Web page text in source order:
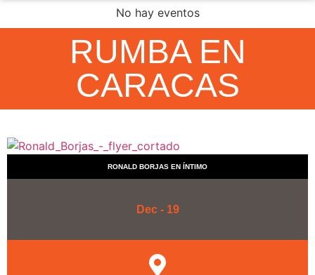
No hay eventos
RUMBA EN
CARACAS
RONALD BORJAS EN ÍNTIMO
Dec - 19